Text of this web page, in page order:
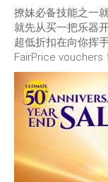
撩妹必备技能之一
就先从买一把乐器
超低折扣在向你挥
FairPrice vouchers